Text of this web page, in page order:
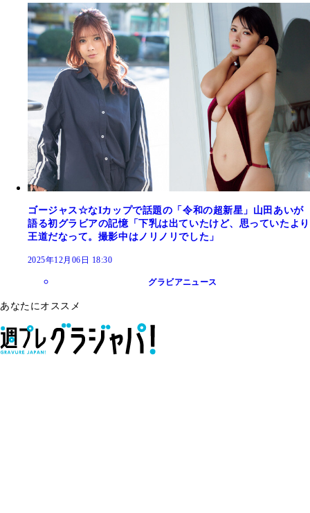
ゴージャス☆なIカップで話題の「令和の超新星」山田あいが
語る初グラビアの記憶「下乳は出ていたけど、思っていたより
王道だなって。撮影中はノリノリでした」
2025年12月06日 18:30
グラビアニュース
あなたにオススメ